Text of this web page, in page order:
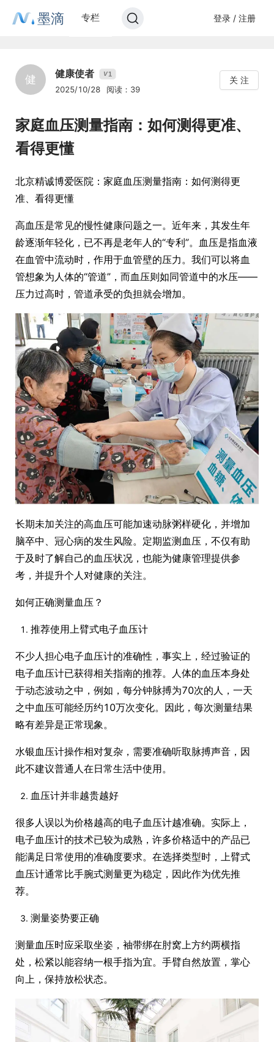
墨滴 专栏 登录 / 注册
健 健康使者 V1
2025/10/28 阅读：39
关 注
家庭血压测量指南：如何测得更准、
看得更懂
北京精诚博爱医院：家庭血压测量指南：如何测得更
准、看得更懂
高血压是常见的慢性健康问题之一。近年来，其发生年
龄逐渐年轻化，已不再是老年人的“专利”。血压是指血液
在血管中流动时，作用于血管壁的压力。我们可以将血
管想象为人体的“管道”，而血压则如同管道中的水压——
压力过高时，管道承受的负担就会增加。
长期未加关注的高血压可能加速动脉粥样硬化，并增加
脑卒中、冠心病的发生风险。定期监测血压，不仅有助
于及时了解自己的血压状况，也能为健康管理提供参
考，并提升个人对健康的关注。
如何正确测量血压？
推荐使用上臂式电子血压计
不少人担心电子血压计的准确性，事实上，经过验证的
电子血压计已获得相关指南的推荐。人体的血压本身处
于动态波动之中，例如，每分钟脉搏为70次的人，一天
之中血压可能经历约10万次变化。因此，每次测量结果
略有差异是正常现象。
水银血压计操作相对复杂，需要准确听取脉搏声音，因
此不建议普通人在日常生活中使用。
血压计并非越贵越好
很多人误以为价格越高的电子血压计越准确。实际上，
电子血压计的技术已较为成熟，许多价格适中的产品已
能满足日常使用的准确度要求。在选择类型时，上臂式
血压计通常比手腕式测量更为稳定，因此作为优先推
荐。
测量姿势要正确
测量血压时应采取坐姿，袖带绑在肘窝上方约两横指
处，松紧以能容纳一根手指为宜。手臂自然放置，掌心
向上，保持放松状态。